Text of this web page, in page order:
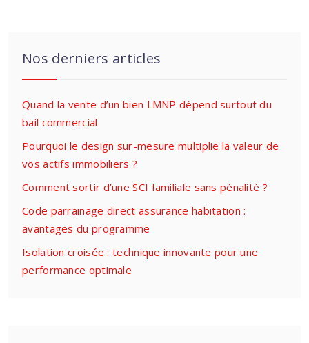
Nos derniers articles
Quand la vente d’un bien LMNP dépend surtout du
bail commercial
Pourquoi le design sur-mesure multiplie la valeur de
vos actifs immobiliers ?
Comment sortir d’une SCI familiale sans pénalité ?
Code parrainage direct assurance habitation :
avantages du programme
Isolation croisée : technique innovante pour une
performance optimale